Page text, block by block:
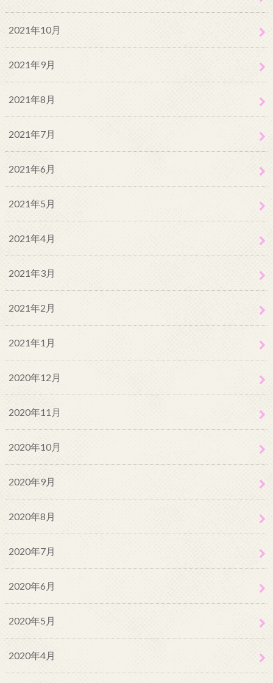
2021年10月
2021年9月
2021年8月
2021年7月
2021年6月
2021年5月
2021年4月
2021年3月
2021年2月
2021年1月
2020年12月
2020年11月
2020年10月
2020年9月
2020年8月
2020年7月
2020年6月
2020年5月
2020年4月